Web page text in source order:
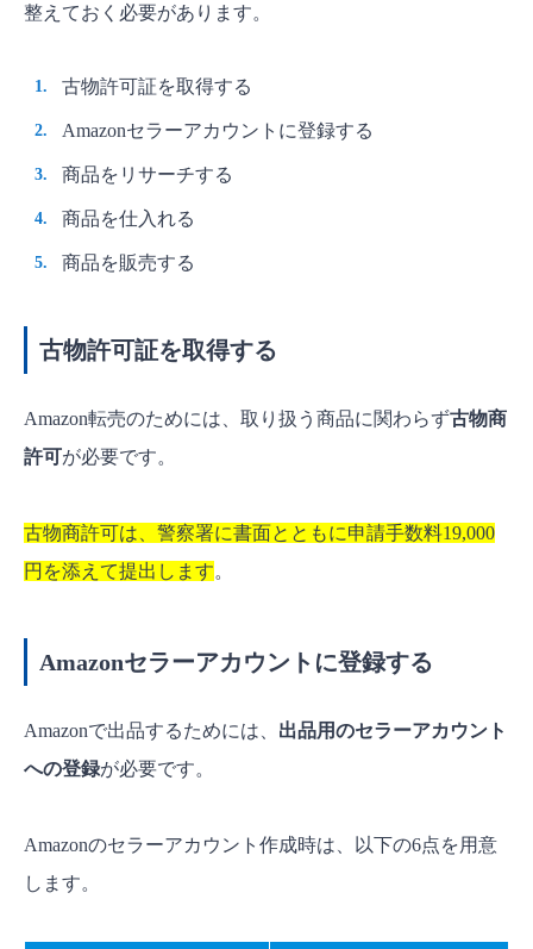
整えておく必要があります。
古物許可証を取得する
Amazonセラーアカウントに登録する
商品をリサーチする
商品を仕入れる
商品を販売する
古物許可証を取得する
Amazon転売のためには、取り扱う商品に関わらず古物商
許可が必要です。
古物商許可は、警察署に書面とともに申請手数料19,000
円を添えて提出します。
Amazonセラーアカウントに登録する
Amazonで出品するためには、 出品用のセラーアカウント
への登録が必要です。
Amazonのセラーアカウント作成時は、以下の6点を用意
します。